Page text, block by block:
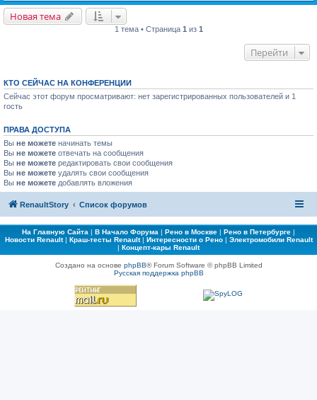
Новая тема
1 тема • Страница 1 из 1
Перейти
КТО СЕЙЧАС НА КОНФЕРЕНЦИИ
Сейчас этот форум просматривают: нет зарегистрированных пользователей и 1
гость
ПРАВА ДОСТУПА
Вы не можете начинать темы
Вы не можете отвечать на сообщения
Вы не можете редактировать свои сообщения
Вы не можете удалять свои сообщения
Вы не можете добавлять вложения
RenaultStory Список форумов
На Главную Сайта | В Начало Форума | Рено в Москве | Рено в Петербурге |
Новости Renault| Краш-тесты Renault| Интересности о Рено| Электромобили Renault
| Концепт-кары Renault
Создано на основе phpBB® Forum Software © phpBB Limited
Русская поддержка phpBB